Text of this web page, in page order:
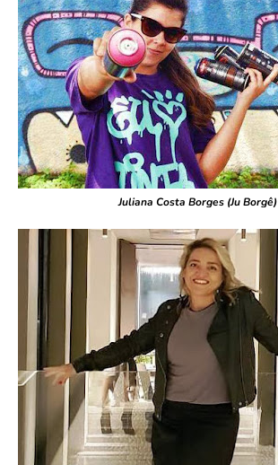
Juliana Costa Borges (Ju Borgê)